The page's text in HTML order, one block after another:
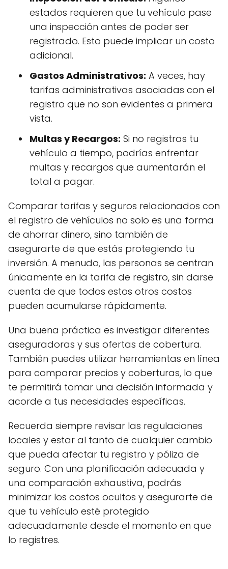
estados requieren que tu vehículo pase
una inspección antes de poder ser
registrado. Esto puede implicar un costo
adicional.
Gastos Administrativos: A veces, hay
tarifas administrativas asociadas con el
registro que no son evidentes a primera
vista.
Multas y Recargos: Si no registras tu
vehículo a tiempo, podrías enfrentar
multas y recargos que aumentarán el
total a pagar.
Comparar tarifas y seguros relacionados con
el registro de vehículos no solo es una forma
de ahorrar dinero, sino también de
asegurarte de que estás protegiendo tu
inversión. A menudo, las personas se centran
únicamente en la tarifa de registro, sin darse
cuenta de que todos estos otros costos
pueden acumularse rápidamente.
Una buena práctica es investigar diferentes
aseguradoras y sus ofertas de cobertura.
También puedes utilizar herramientas en línea
para comparar precios y coberturas, lo que
te permitirá tomar una decisión informada y
acorde a tus necesidades específicas.
Recuerda siempre revisar las regulaciones
locales y estar al tanto de cualquier cambio
que pueda afectar tu registro y póliza de
seguro. Con una planificación adecuada y
una comparación exhaustiva, podrás
minimizar los costos ocultos y asegurarte de
que tu vehículo esté protegido
adecuadamente desde el momento en que
lo registres.